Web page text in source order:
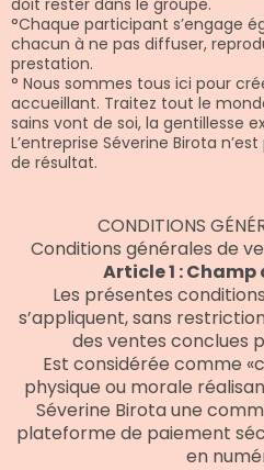
°Chaque participant s’engage
chacun à ne pas diffuser,
prestation.
° Nous sommes tous ici pour
accueillant. Traitez tout le
sains vont de soi, la gentillesse
L’entreprise Séverine Birota
de résultat.
CONDITIONS
Conditions générales de
Article 1 :
Les présentes
s’appliquent, sans
des ventes conclues
Est considérée comme
physique ou morale
Séverine Birota une
plateforme de paiement
en